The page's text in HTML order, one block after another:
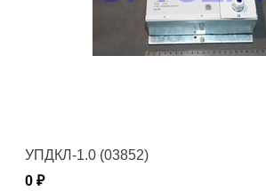
УПДКЛ-1.0 (03852)
0 ₽